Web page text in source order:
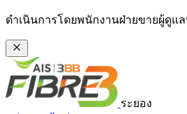
ข้ามไปเนื้อหาหลัก
ดำเนินการโดยพนักงานฝ่ายขายผู้ดูแ
ระยอง